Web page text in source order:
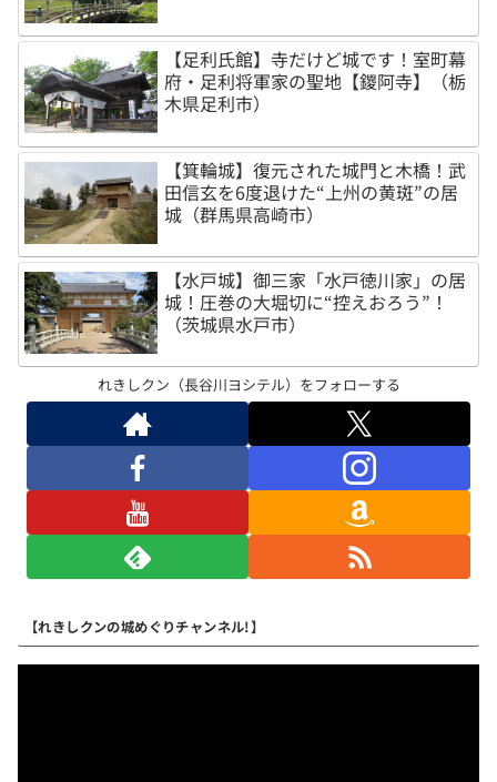
【足利氏館】寺だけど城です！室町幕
府・足利将軍家の聖地【鑁阿寺】（栃
木県足利市）
【箕輪城】復元された城門と木橋！武
田信玄を6度退けた“上州の黄斑”の居
城（群馬県高崎市）
【水戸城】御三家「水戸徳川家」の居
城！圧巻の大堀切に“控えおろう”！
（茨城県水戸市）
れきしクン（長谷川ヨシテル）をフォローする
【れきしクンの城めぐりチャンネル!】